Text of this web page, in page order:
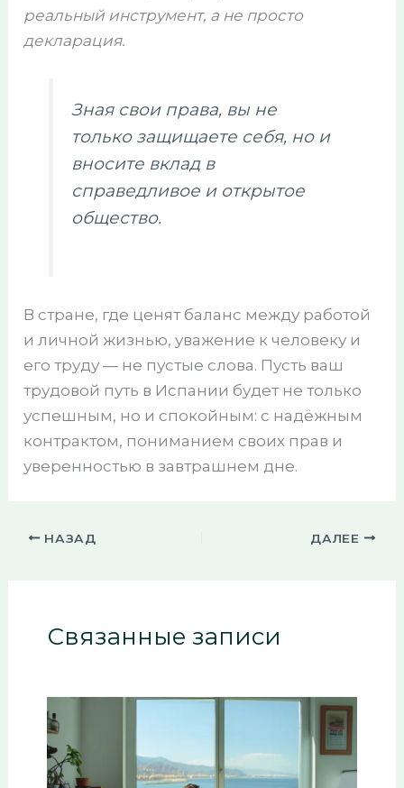
реальный инструмент, а не просто
декларация.
Зная свои права, вы не
только защищаете себя, но и
вносите вклад в
справедливое и открытое
общество.
В стране, где ценят баланс между работой
и личной жизнью, уважение к человеку и
его труду — не пустые слова. Пусть ваш
трудовой путь в Испании будет не только
успешным, но и спокойным: с надёжным
контрактом, пониманием своих прав и
уверенностью в завтрашнем дне.
НАЗАД ДАЛЕЕ
Связанные записи